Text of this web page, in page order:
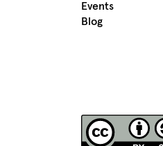
Events
Blog